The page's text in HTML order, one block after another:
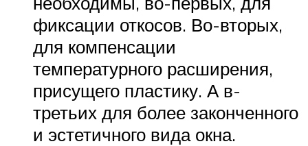
фиксации откосов. Во-вторых,
для компенсации
температурного расширения,
присущего пластику. А в-
третьих для более законченного
и эстетичного вида окна.